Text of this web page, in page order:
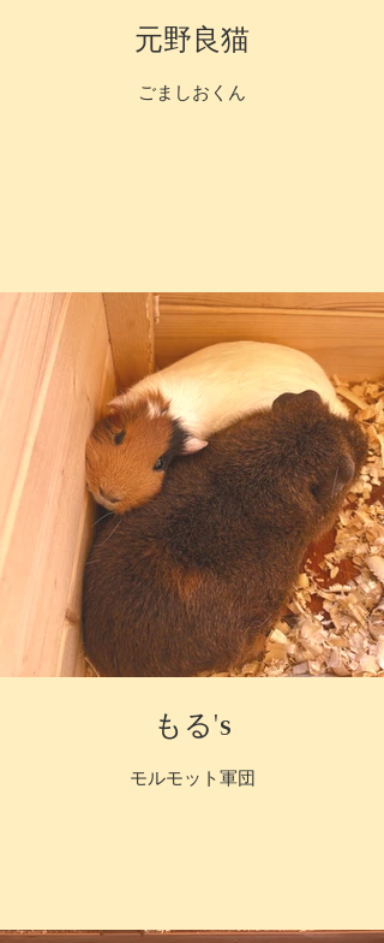
元野良猫
ごましおくん
もる's
モルモット軍団